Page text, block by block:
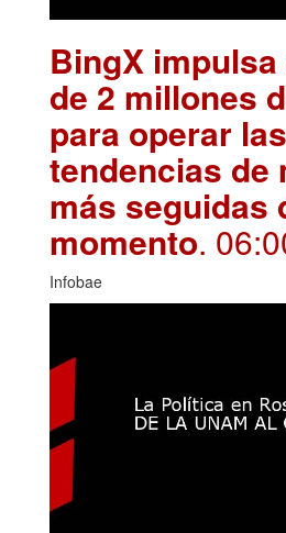
BingX
de 2 millones
para operar las
tendencias de
más seguidas
momento.
Infobae